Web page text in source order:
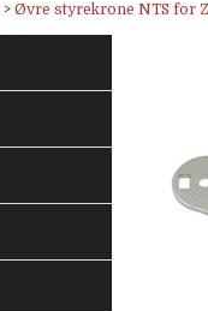
> Øvre styrekrone NTS for